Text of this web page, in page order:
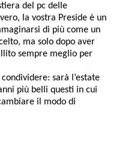
del pc delle
la vostra Preside è un
di più come un
ma solo dopo aver
sempre meglio per
sarà l’estate
più belli questi in cui
il modo di